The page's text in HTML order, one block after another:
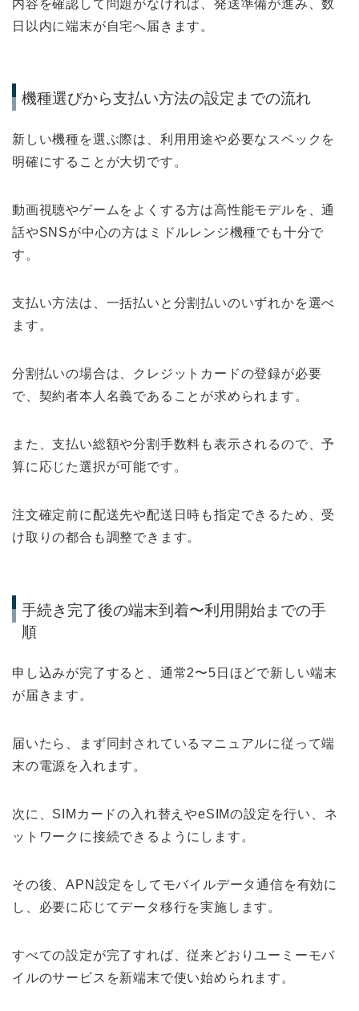
内容を確認して問題がなければ、発送準備が進み、数
日以内に端末が自宅へ届きます。
機種選びから支払い方法の設定までの流れ
新しい機種を選ぶ際は、利用用途や必要なスペックを
明確にすることが大切です。
動画視聴やゲームをよくする方は高性能モデルを、通
話やSNSが中心の方はミドルレンジ機種でも十分で
す。
支払い方法は、一括払いと分割払いのいずれかを選べ
ます。
分割払いの場合は、クレジットカードの登録が必要
で、契約者本人名義であることが求められます。
また、支払い総額や分割手数料も表示されるので、予
算に応じた選択が可能です。
注文確定前に配送先や配送日時も指定できるため、受
け取りの都合も調整できます。
手続き完了後の端末到着〜利用開始までの手
順
申し込みが完了すると、通常2〜5日ほどで新しい端末
が届きます。
届いたら、まず同封されているマニュアルに従って端
末の電源を入れます。
次に、SIMカードの入れ替えやeSIMの設定を行い、ネ
ットワークに接続できるようにします。
その後、APN設定をしてモバイルデータ通信を有効に
し、必要に応じてデータ移行を実施します。
すべての設定が完了すれば、従来どおりユーミーモバ
イルのサービスを新端末で使い始められます。